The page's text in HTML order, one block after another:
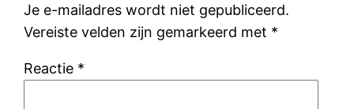
Je e-mailadres wordt niet gepubliceerd.
Vereiste velden zijn gemarkeerd met *
Reactie *